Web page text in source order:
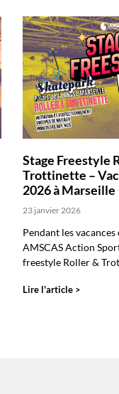
Stage Freestyle
Trottinette –
2026 à Marseille
23 janvier 2026
Pendant les vacances
AMSCAS Action
freestyle Roller &
Lire l'article >